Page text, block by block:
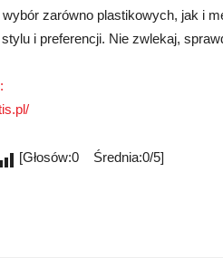
zarówno plastikowych, jak i
i preferencji. Nie zwlekaj,
[Głosów:0 Średnia:0/5]